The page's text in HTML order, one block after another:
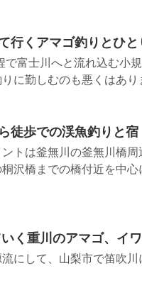
行くアマゴ釣りとひと
富士川へと流れ込む小
に勤しむのも悪くはあり
徒歩での渓魚釣りと宿
トは釜無川の釜無川橋
沢橋までの橋付近を中
く重川のアマゴ、イ
にして、山梨市で笛吹